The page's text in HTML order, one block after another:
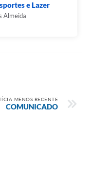
e Lazer
Almeida
MENOS RECENTE
COMUNICADO